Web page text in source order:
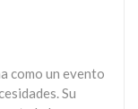
como un evento
Su